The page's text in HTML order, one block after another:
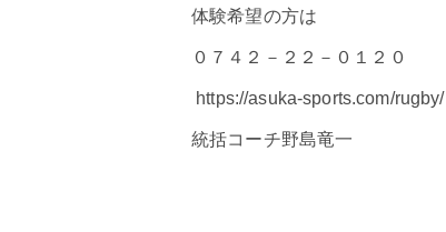
体験希望の方は
０７４２－２２－０１２０
https://asuka-sports.com/rugby/‎
統括コーチ野島竜一